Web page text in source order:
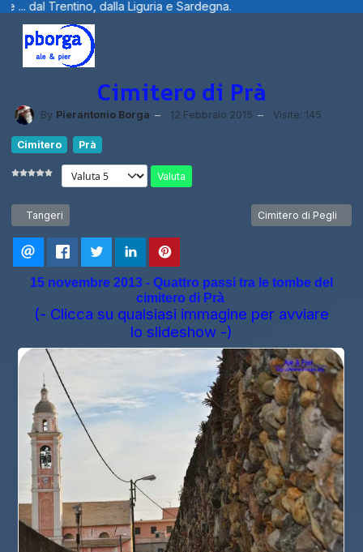
Sardegna. Benvenuti visitatori ...
Cimitero di Prà
By Pierantonio Borga 12 Febbraio 2015 Visite: 145
Cimitero Prà
Valuta
Articolo precedente: Tangeri
Tangeri Articolo successivo:
Cimitero di Pegli
15 novembre 2013 - Quattro passi tra le tombe del
cimitero di Prà
(- Clicca su qualsiasi immagine per avviare
lo slideshow -)